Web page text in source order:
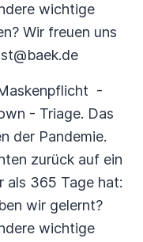
wichtige
Wir freuen uns
-
- Triage. Das
der Pandemie.
zurück auf ein
als 365 Tage hat:
wir gelernt?
wichtige